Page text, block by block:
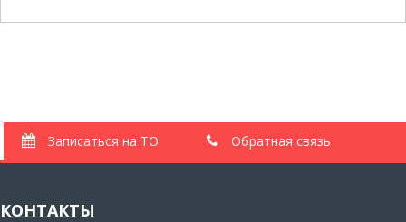
Записаться на ТО Обратная связь
КОНТАКТЫ